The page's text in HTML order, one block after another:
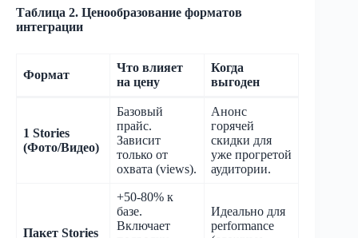
Таблица 2. Ценообразование форматов
интеграции
Формат
Что влияет
на цену
Когда
выгоден
1 Stories
(Фото/Видео)
Базовый
прайс.
Зависит
только от
охвата (views).
Анонс
горячей
скидки для
уже прогретой
аудитории.
Пакет Stories
+50-80% к
базе.
Включает
Идеально для
performance